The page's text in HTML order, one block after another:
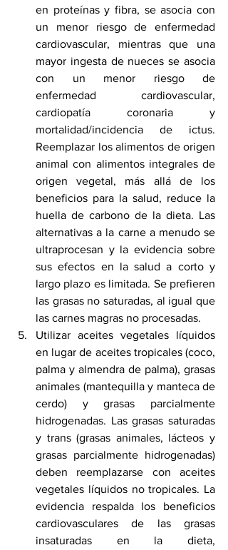
en proteínas y fibra, se asocia con
un menor riesgo de enfermedad
cardiovascular, mientras que una
mayor ingesta de nueces se asocia
con un menor riesgo de
enfermedad cardiovascular,
cardiopatía coronaria y
mortalidad/incidencia de ictus.
Reemplazar los alimentos de origen
animal con alimentos integrales de
origen vegetal, más allá de los
beneficios para la salud, reduce la
huella de carbono de la dieta. Las
alternativas a la carne a menudo se
ultraprocesan y la evidencia sobre
sus efectos en la salud a corto y
largo plazo es limitada. Se prefieren
las grasas no saturadas, al igual que
las carnes magras no procesadas.
Utilizar aceites vegetales líquidos
en lugar de aceites tropicales (coco,
palma y almendra de palma), grasas
animales (mantequilla y manteca de
cerdo) y grasas parcialmente
hidrogenadas. Las grasas saturadas
y trans (grasas animales, lácteos y
grasas parcialmente hidrogenadas)
deben reemplazarse con aceites
vegetales líquidos no tropicales. La
evidencia respalda los beneficios
cardiovasculares de las grasas
insaturadas en la dieta,